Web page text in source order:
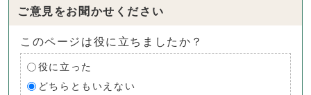
ご意見をお聞かせください
このページは役に立ちましたか？
役に立った
どちらともいえない